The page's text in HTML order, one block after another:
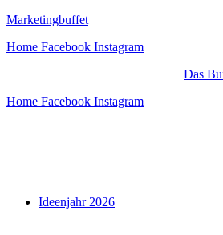
Zum
springen
Marketingbuffet
Home Facebook Instagram
Das
Home Facebook Instagram
Menü Ideenjahr 2026